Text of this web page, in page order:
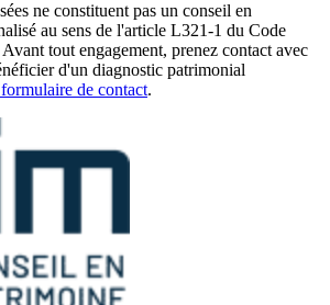
ne constituent pas un conseil en
au sens de l'article L321-1 du Code
tout engagement, prenez contact avec
d'un diagnostic patrimonial
de contact.